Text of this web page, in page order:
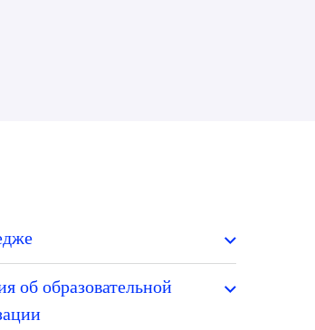
об образовательной